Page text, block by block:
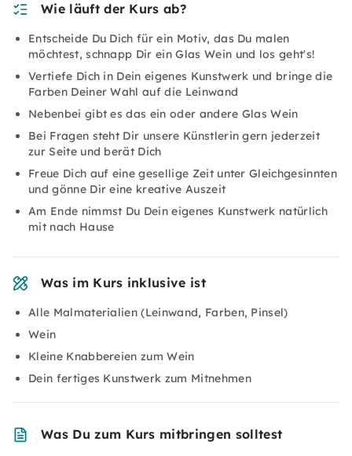
Wie läuft der Kurs ab?
Entscheide Du Dich für ein Motiv, das Du malen
möchtest, schnapp Dir ein Glas Wein und los geht's!
Vertiefe Dich in Dein eigenes Kunstwerk und bringe die
Farben Deiner Wahl auf die Leinwand
Nebenbei gibt es das ein oder andere Glas Wein
Bei Fragen steht Dir unsere Künstlerin gern jederzeit
zur Seite und berät Dich
Freue Dich auf eine gesellige Zeit unter Gleichgesinnten
und gönne Dir eine kreative Auszeit
Am Ende nimmst Du Dein eigenes Kunstwerk natürlich
mit nach Hause
Was im Kurs inklusive ist
Alle Malmaterialien (Leinwand, Farben, Pinsel)
Wein
Kleine Knabbereien zum Wein
Dein fertiges Kunstwerk zum Mitnehmen
Was Du zum Kurs mitbringen solltest